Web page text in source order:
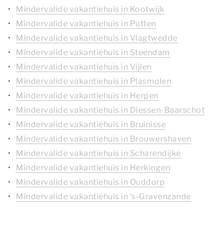
Mindervalide vakantiehuis in Kootwijk
Mindervalide vakantiehuis in Putten
Mindervalide vakantiehuis in Vlagtwedde
Mindervalide vakantiehuis in Steendam
Mindervalide vakantiehuis in Vijlen
Mindervalide vakantiehuis in Plasmolen
Mindervalide vakantiehuis in Herpen
Mindervalide vakantiehuis in Diessen-Baarschot
Mindervalide vakantiehuis in Bruinisse
Mindervalide vakantiehuis in Brouwershaven
Mindervalide vakantiehuis in Scharendijke
Mindervalide vakantiehuis in Herkingen
Mindervalide vakantiehuis in Ouddorp
Mindervalide vakantiehuis in 's-Gravenzande